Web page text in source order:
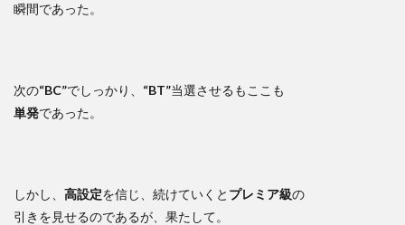
瞬間であった。
次の“BC”でしっかり、 “BT”当選させるもここも
単発であった。
しかし、 高設定を信じ、続けていくと プレミア級の
引きを見せるのであるが、果たして。